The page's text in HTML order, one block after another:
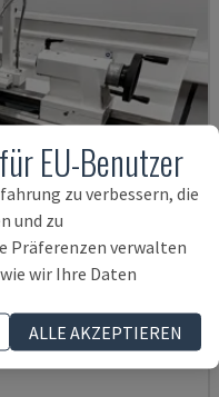
EU-Benutzer
zu verbessern, die
und zu
Präferenzen verwalten
wir Ihre Daten
ALLE AKZEPTIEREN